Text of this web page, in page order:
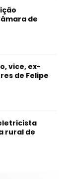
de
vice, ex-
de Felipe
rural de